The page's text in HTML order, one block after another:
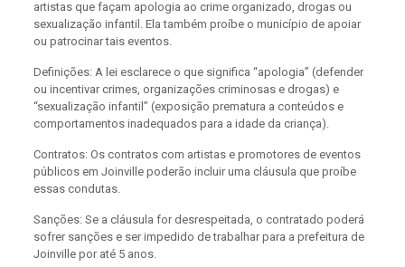
artistas que façam apologia ao crime organizado, drogas ou
sexualização infantil. Ela também proíbe o município de apoiar
ou patrocinar tais eventos.
Definições: A lei esclarece o que significa “apologia” (defender
ou incentivar crimes, organizações criminosas e drogas) e
“sexualização infantil” (exposição prematura a conteúdos e
comportamentos inadequados para a idade da criança).
Contratos: Os contratos com artistas e promotores de eventos
públicos em Joinville poderão incluir uma cláusula que proíbe
essas condutas.
Sanções: Se a cláusula for desrespeitada, o contratado poderá
sofrer sanções e ser impedido de trabalhar para a prefeitura de
Joinville por até 5 anos.